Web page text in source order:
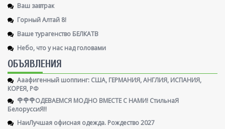
Ваш завтрак
Горный Алтай 8!
Ваше турагенство БЕЛКАТВ
Небо, что у нас над головами
ОБЪЯВЛЕНИЯ
Ааафигенный шоппинг: США, ГЕРМАНИЯ, АНГЛИЯ, ИСПАНИЯ,
КОРЕЯ, РФ
🌹🌹🌹ОДЕВАЕМСЯ МОДНО ВМЕСТЕ С НАМИ! СтильнаЯ
БелоруссиЯ‼
НаиЛучшая офисная одежда. Рождество 2027